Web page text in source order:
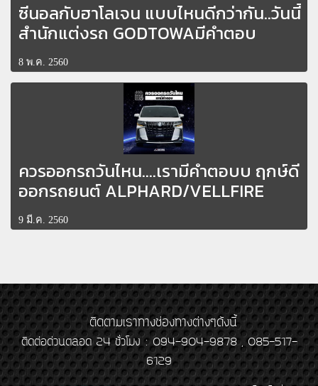
ซีนอลกับฮาโลเจน แบบไหนดีกว่ากัน..วันนี้
สำนักแต่งรถ GODTOWAมีคำตอบ
8 พ.ค. 2560
ควรออกรถวันไหน....เรามีคำตอบบ ฤกษ์ดี
ออกรถยนต์ ALPHARD/VELLFIRE
9 มี.ค. 2560
ติดตามเราทางช่องทางต่างๆดังนี้
ติดต่อด่วนตลอด 24 ชั่วโมง : 094-904-9878 , 085-517-
6129